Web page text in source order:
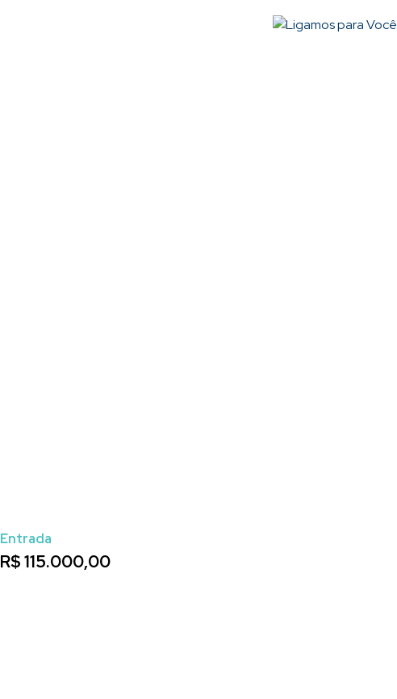
Entrada
R$115.000,00